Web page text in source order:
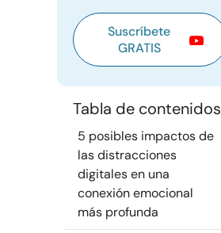
Suscríbete
GRATIS
Tabla de contenidos
5 posibles impactos de
las distracciones
digitales en una
conexión emocional
más profunda